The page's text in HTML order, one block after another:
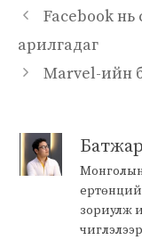
Facebook нь
арилгадаг
Marvel-ийн
Монголын
зориулж